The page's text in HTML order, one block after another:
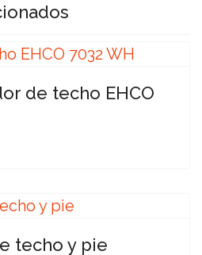
de techo EHCO
techo y pie